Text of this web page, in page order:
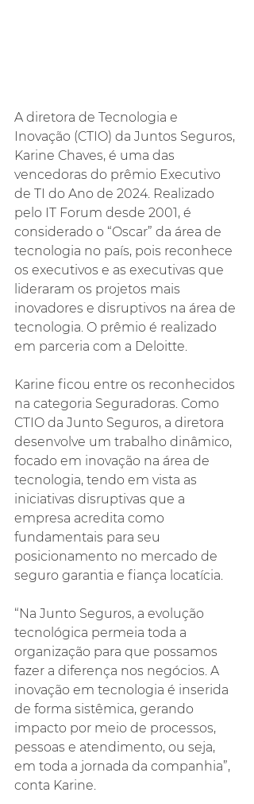
A diretora de Tecnologia e
Inovação (CTIO) da Juntos Seguros,
Karine Chaves, é uma das
vencedoras do prêmio Executivo
de TI do Ano de 2024. Realizado
pelo IT Forum desde 2001, é
considerado o “Oscar” da área de
tecnologia no país, pois reconhece
os executivos e as executivas que
lideraram os projetos mais
inovadores e disruptivos na área de
tecnologia. O prêmio é realizado
em parceria com a Deloitte.
Karine ficou entre os reconhecidos
na categoria Seguradoras. Como
CTIO da Junto Seguros, a diretora
desenvolve um trabalho dinâmico,
focado em inovação na área de
tecnologia, tendo em vista as
iniciativas disruptivas que a
empresa acredita como
fundamentais para seu
posicionamento no mercado de
seguro garantia e fiança locatícia.
“Na Junto Seguros, a evolução
tecnológica permeia toda a
organização para que possamos
fazer a diferença nos negócios. A
inovação em tecnologia é inserida
de forma sistêmica, gerando
impacto por meio de processos,
pessoas e atendimento, ou seja,
em toda a jornada da companhia”,
conta Karine.